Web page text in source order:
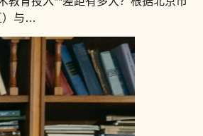
）与…